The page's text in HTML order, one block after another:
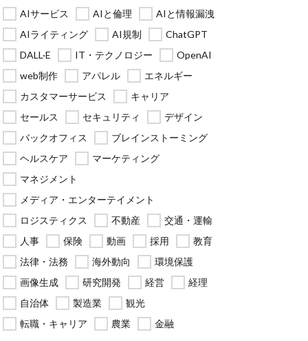
AIサービス
AIと倫理
AIと情報漏洩
AIライティング
AI規制
ChatGPT
DALL·E
IT・テクノロジー
OpenAI
web制作
アパレル
エネルギー
カスタマーサービス
キャリア
セールス
セキュリティ
デザイン
バックオフィス
ブレインストーミング
ヘルスケア
マーケティング
マネジメント
メディア・エンターテイメント
ロジスティクス
不動産
交通・運輸
人事
保険 動画 採用
教育
法律・法務
海外動向
環境保護
画像生成
研究開発 経営
経理
自治体
製造業
観光
転職・キャリア
農業 金融